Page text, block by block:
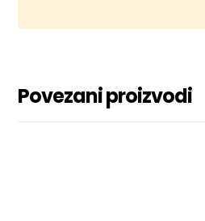
Povezani proizvodi